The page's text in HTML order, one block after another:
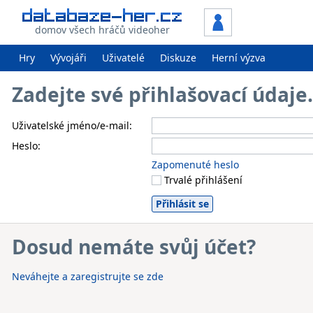
domov všech hráčů videoher
Hry Vývojáři Uživatelé Diskuze Herní výzva
Zadejte své přihlašovací
Uživatelské jméno/e-mail:
Heslo:
Zapomenuté heslo
Trvalé přihlášení
Dosud nemáte svůj účet?
Neváhejte a zaregistrujte se zde